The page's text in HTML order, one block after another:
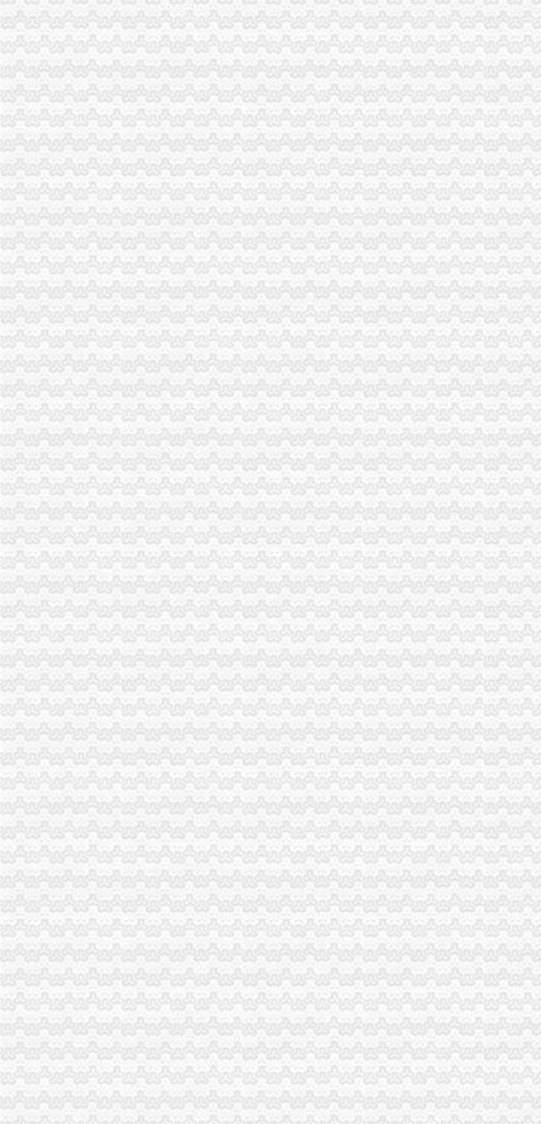
一般纳税人资格查询_中华文本库
一般纳税人咨询处-深圳58同城
如何查询增值税一般纳税人认定信息？_资料网
一般纳税人查询广东税务局版2.4.0安卓版-新云软件园
如何查询一般纳税人资格_百度经验
青岛一般纳税人查询